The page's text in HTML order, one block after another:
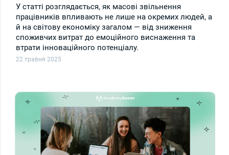
У статті розглядається, як масові звільнення
працівників впливають не лише на окремих людей, а
й на світову економіку загалом — від зниження
споживчих витрат до емоційного виснаження та
втрати інноваційного потенціалу.
22 травня 2025